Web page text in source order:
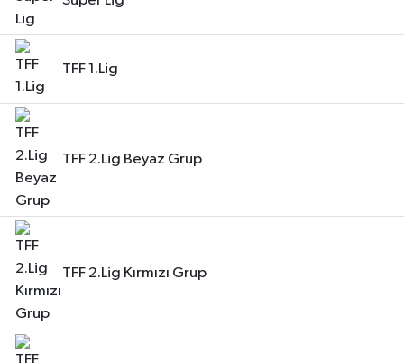
TFF 1.Lig
TFF 2.Lig Beyaz Grup
TFF 2.Lig Kırmızı Grup
Haberler
KANALV Spor
Magazin
Öğle Bülteni
Siyaset